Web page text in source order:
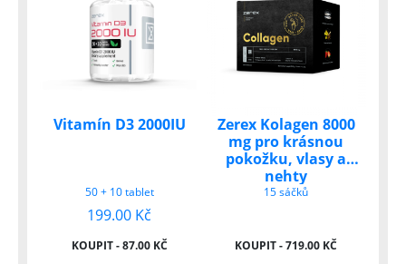
Vitamín D3 2000IU
50 + 10 tablet
199.00 Kč
KOUPIT - 87.00 KČ
Zerex Kolagen 8000
mg pro krásnou
pokožku, vlasy a
nehty
15 sáčků
KOUPIT - 719.00 KČ